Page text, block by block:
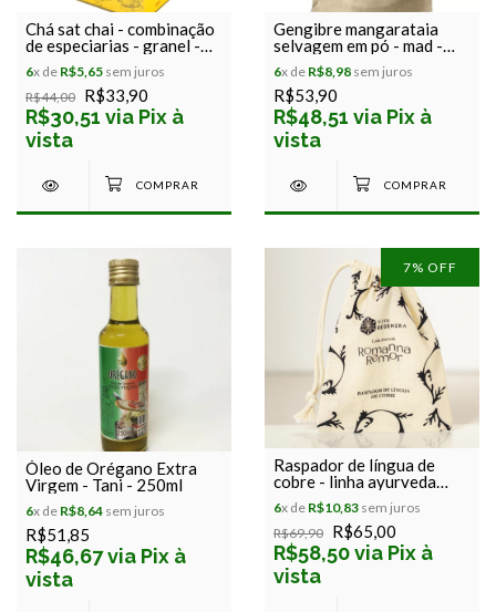
Chá sat chai - combinação
de especiarias - granel -
caixa 100g
6x de R$5,65 sem juros
R$44,00 R$33,90
R$30,51 via Pix à
vista
Gengibre mangarataia
selvagem em pó - mad -
45g
6x de R$8,98 sem juros
R$53,90
R$48,51 via Pix à
vista
Óleo de Orégano Extra
Virgem - Tani - 250ml
6x de R$8,64 sem juros
R$51,85
R$46,67 via Pix à
vista
7% OFF
Raspador de língua de
cobre - linha ayurveda
romanna remor - viva
regenera
6x de R$10,83 sem juros
R$69,90 R$65,00
R$58,50 via Pix à
vista